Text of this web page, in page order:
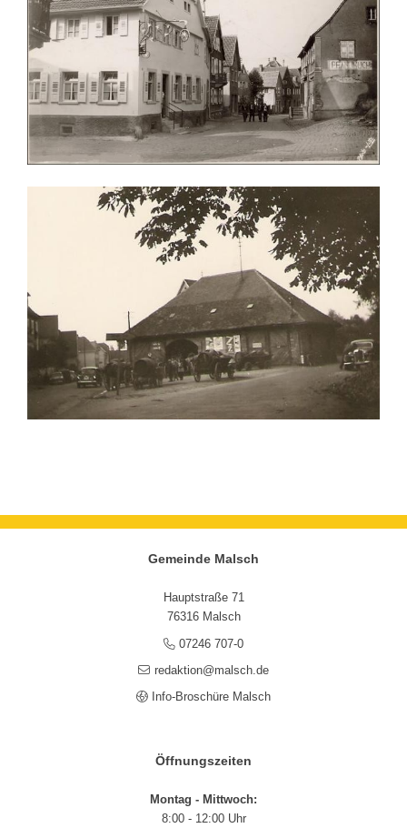
Gemeinde Malsch
Hauptstraße 71
76316 Malsch
07246 707-0
redaktion@malsch.de
Info-Broschüre Malsch
Öffnungszeiten
Montag - Mittwoch:
8:00 - 12:00 Uhr